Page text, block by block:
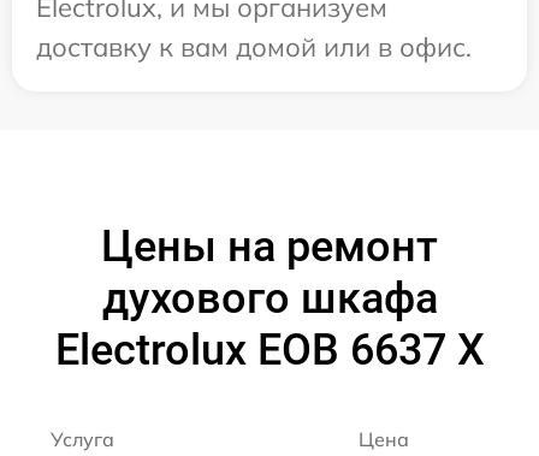
Electrolux, и мы организуем
доставку к вам домой или в офис.
Цены на ремонт
духового шкафа
Electrolux EOB 6637 X
Услуга Цена